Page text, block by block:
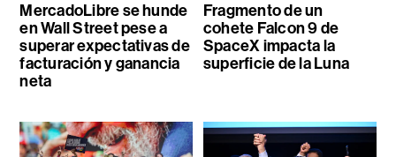
MercadoLibre se hunde
en Wall Street pese a
superar expectativas de
facturación y ganancia
neta
Fragmento de un
cohete Falcon 9 de
SpaceX impacta la
superficie de la Luna